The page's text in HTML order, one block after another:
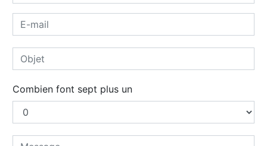
Combien font sept plus un